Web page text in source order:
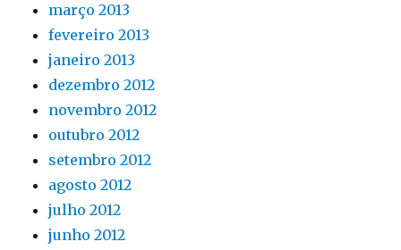
março 2013
fevereiro 2013
janeiro 2013
dezembro 2012
novembro 2012
outubro 2012
setembro 2012
agosto 2012
julho 2012
junho 2012